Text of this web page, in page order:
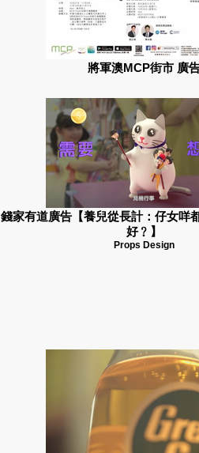
將軍澳MCP街市 廣
錢家有道廣告【養兒從長計：仔女咩
好﹖】
Props Design